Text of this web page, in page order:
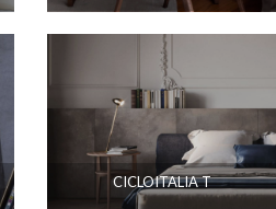
CICLOITALIA T